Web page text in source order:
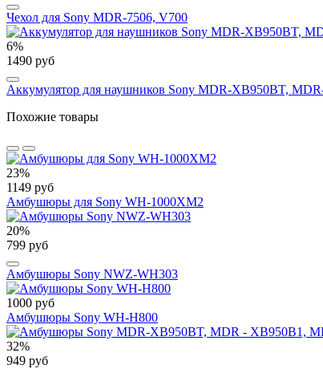
Чехол для Sony MDR-7506, V700
6%
1490 руб
Аккумулятор для наушников Sony MDR-XB950BT,
Похожие товары
23%
1149 руб
Амбушюры для Sony WH-1000XM2
20%
799 руб
Амбушюры Sony NWZ-WH303
1000 руб
Амбушюры Sony WH-H800
32%
949 руб